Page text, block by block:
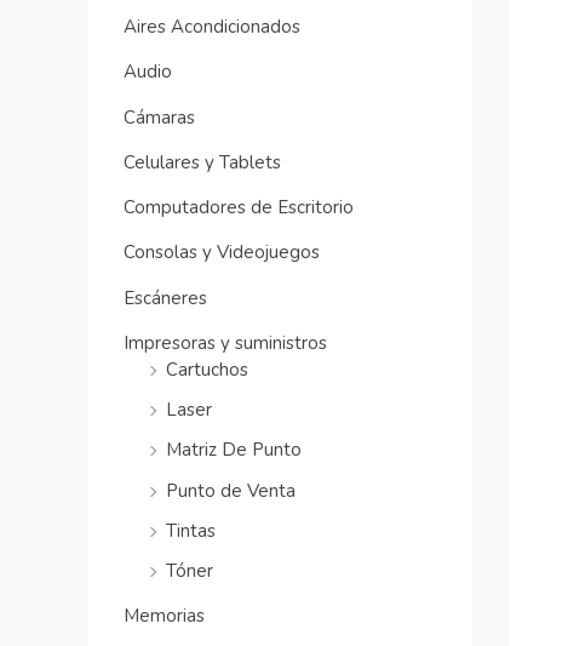
Aires Acondicionados
Audio
Cámaras
Celulares y Tablets
Computadores de Escritorio
Consolas y Videojuegos
Escáneres
Impresoras y suministros
Cartuchos
Laser
Matriz De Punto
Punto de Venta
Tintas
Tóner
Memorias